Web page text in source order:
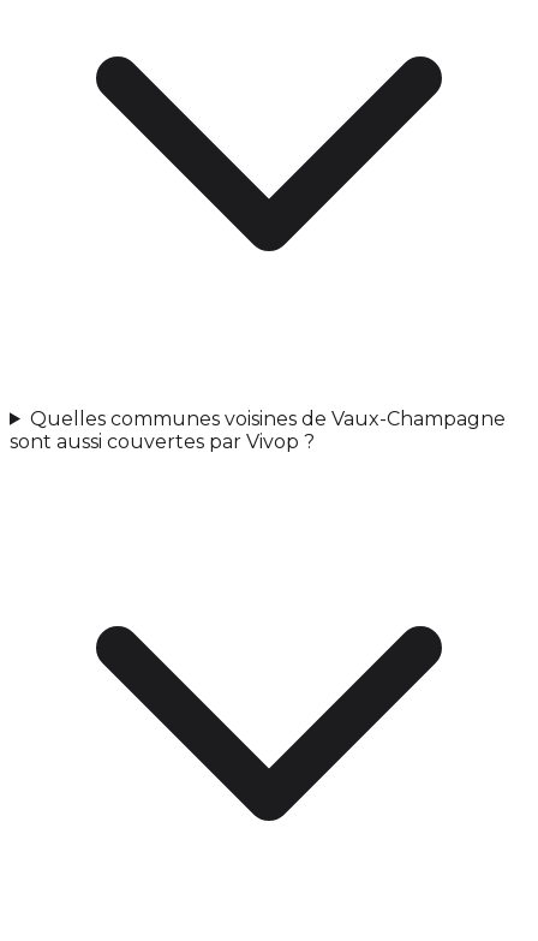
Quelles communes voisines de Vaux-Champagne
sont aussi couvertes par Vivop ?